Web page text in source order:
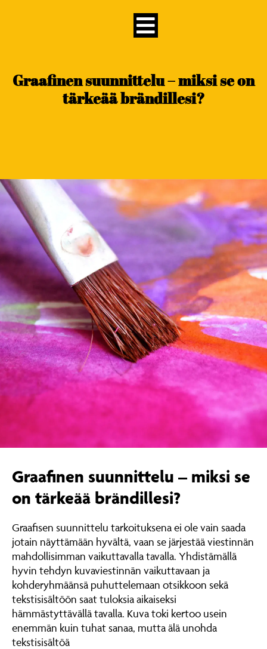
Graafinen suunnittelu – miksi se on
tärkeää brändillesi?
Graafinen suunnittelu – miksi se
on tärkeää brändillesi?
Graafisen suunnittelu tarkoituksena ei ole vain saada
jotain näyttämään hyvältä, vaan se järjestää viestinnän
mahdollisimman vaikuttavalla tavalla. Yhdistämällä
hyvin tehdyn kuvaviestinnän vaikuttavaan ja
kohderyhmäänsä puhuttelemaan otsikkoon sekä
tekstisisältöön saat tuloksia aikaiseksi
hämmästyttävällä tavalla. Kuva toki kertoo usein
enemmän kuin tuhat sanaa, mutta älä unohda
tekstisisältöä